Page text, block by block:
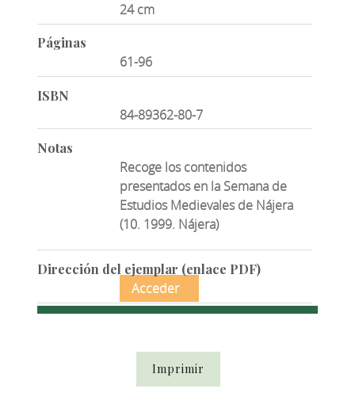
24 cm
Páginas
61-96
ISBN
84-89362-80-7
Notas
Recoge los contenidos
presentados en la Semana de
Estudios Medievales de Nájera
(10. 1999. Nájera)
Dirección del ejemplar (enlace PDF)
Acceder
Imprimir